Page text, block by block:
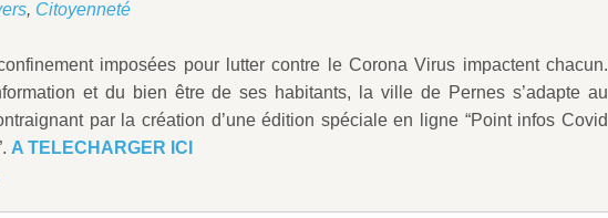
, Citoyenneté
imposées pour lutter contre le Corona Virus impactent chacun.
et du bien être de ses habitants, la ville de Pernes s’adapte au
par la création d’une édition spéciale en ligne “Point infos Covid
A TELECHARGER ICI